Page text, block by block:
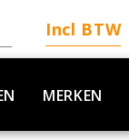
Incl BTW
MERKEN